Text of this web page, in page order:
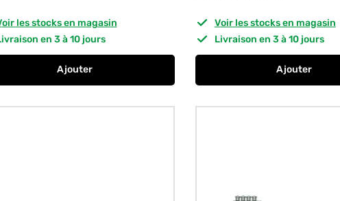
Voir les stocks en magasin
Livraison en 3 à 10 jours
Ajouter
Voir les stocks en magasin
Livraison en 3 à 10 jours
Ajouter